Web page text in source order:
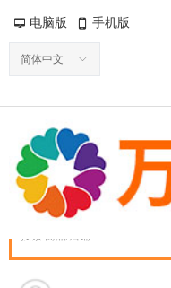
ꀅ
简体中文
넡 电脑版 넓 手机版